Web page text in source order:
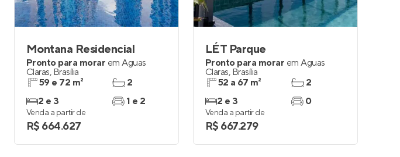
Montana Residencial
Pronto para morar em Águas
Claras, Brasília
59 e 72 m²
2 e 3
2
1 e 2
Venda a partir de
R$ 664.627
LÉT Parque
Pronto para morar em Águas
Claras, Brasília
52 a 67 m²
2 e 3
2
0
Venda a partir de
R$ 667.279